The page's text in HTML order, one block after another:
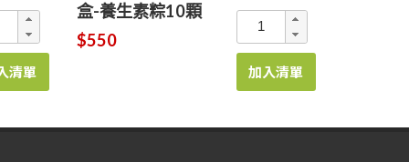
清單
盒-養生素粽10顆
$550
加入清單